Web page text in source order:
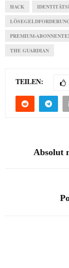
HACK
PREMIUM-
THE GUARDIAN
TEILEN:
Absolut